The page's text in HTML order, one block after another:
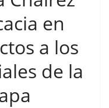
en
a los
de la